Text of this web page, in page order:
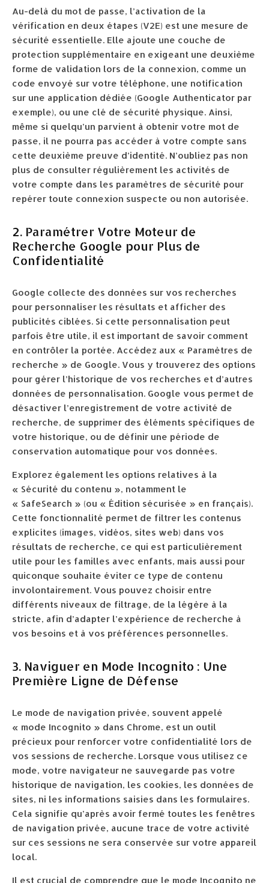
Au-delà du mot de passe, l’activation de la
vérification en deux étapes (V2E) est une mesure de
sécurité essentielle. Elle ajoute une couche de
protection supplémentaire en exigeant une deuxième
forme de validation lors de la connexion, comme un
code envoyé sur votre téléphone, une notification
sur une application dédiée (Google Authenticator par
exemple), ou une clé de sécurité physique. Ainsi,
même si quelqu’un parvient à obtenir votre mot de
passe, il ne pourra pas accéder à votre compte sans
cette deuxième preuve d’identité. N’oubliez pas non
plus de consulter régulièrement les activités de
votre compte dans les paramètres de sécurité pour
repérer toute connexion suspecte ou non autorisée.
2. Paramétrer Votre Moteur de
Recherche Google pour Plus de
Confidentialité
Google collecte des données sur vos recherches
pour personnaliser les résultats et afficher des
publicités ciblées. Si cette personnalisation peut
parfois être utile, il est important de savoir comment
en contrôler la portée. Accédez aux « Paramètres de
recherche » de Google. Vous y trouverez des options
pour gérer l’historique de vos recherches et d’autres
données de personnalisation. Google vous permet de
désactiver l’enregistrement de votre activité de
recherche, de supprimer des éléments spécifiques de
votre historique, ou de définir une période de
conservation automatique pour vos données.
Explorez également les options relatives à la
« Sécurité du contenu », notamment le
« SafeSearch » (ou « Édition sécurisée » en français).
Cette fonctionnalité permet de filtrer les contenus
explicites (images, vidéos, sites web) dans vos
résultats de recherche, ce qui est particulièrement
utile pour les familles avec enfants, mais aussi pour
quiconque souhaite éviter ce type de contenu
involontairement. Vous pouvez choisir entre
différents niveaux de filtrage, de la légère à la
stricte, afin d’adapter l’expérience de recherche à
vos besoins et à vos préférences personnelles.
3. Naviguer en Mode Incognito : Une
Première Ligne de Défense
Le mode de navigation privée, souvent appelé
« mode Incognito » dans Chrome, est un outil
précieux pour renforcer votre confidentialité lors de
vos sessions de recherche. Lorsque vous utilisez ce
mode, votre navigateur ne sauvegarde pas votre
historique de navigation, les cookies, les données de
sites, ni les informations saisies dans les formulaires.
Cela signifie qu’après avoir fermé toutes les fenêtres
de navigation privée, aucune trace de votre activité
sur ces sessions ne sera conservée sur votre appareil
local.
Il est crucial de comprendre que le mode Incognito ne